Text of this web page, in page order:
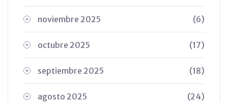
noviembre 2025 (6)
octubre 2025 (17)
septiembre 2025 (18)
agosto 2025 (24)